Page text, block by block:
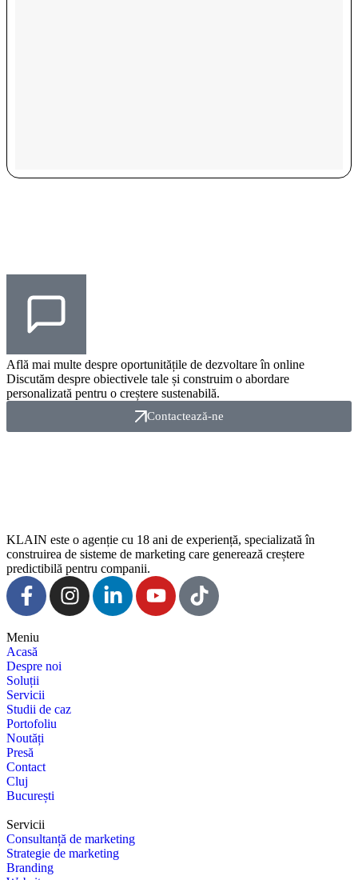
Află mai multe despre oportunitățile de dezvoltare în online
Discutăm despre obiectivele tale și construim o abordare
personalizată pentru o creștere sustenabilă.
Contactează-ne
KLAIN este o agenție cu 18 ani de experiență, specializată în
construirea de sisteme de marketing care generează creștere
predictibilă pentru companii.
Meniu
Acasă
Despre noi
Soluții
Servicii
Studii de caz
Portofoliu
Noutăți
Presă
Contact
Cluj
București
Servicii
Consultanță de marketing
Strategie de marketing
Branding